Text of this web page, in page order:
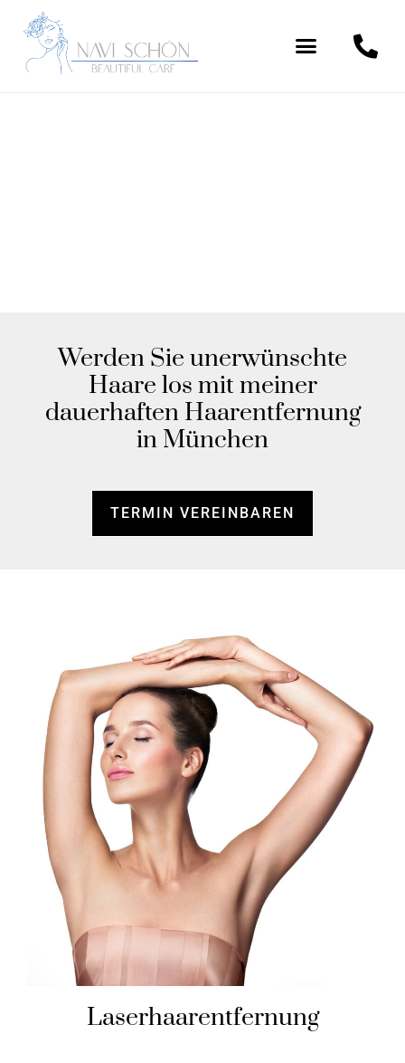
Werden Sie unerwünschte
Haare los mit meiner
dauerhaften Haarentfernung
in München
TERMIN VEREINBAREN
Laserhaarentfernung